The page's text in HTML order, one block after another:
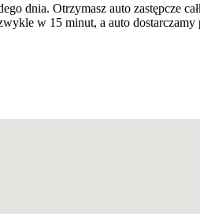
dnia. Otrzymasz auto zastępcze
w 15 minut, a auto